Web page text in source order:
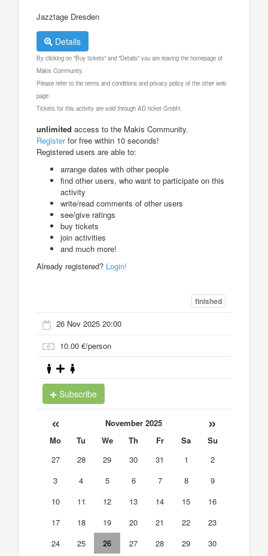
Jazztage Dresden
Details
By clicking on "Buy tickets" and "Details" you are leaving the homepage of
Makis Community.
Please refer to the terms and conditions and privacy policy of the other web
page.
Tickets for this activity are sold through AD ticket GmbH.
unlimited access to the Makis Community.
Registerfor free within 10 seconds!
Registered users are able to:
arrange dates with other people
find other users, who want to participate on this
activity
write/read comments of other users
see/give ratings
buy tickets
join activities
and much more!
Already registered? Login!
finished
26 Nov 2025 20:00
10.00 €/person
Subscribe
« November 2025 »
Mo Tu We Th Fr Sa
Su
27
28 29 30 31 1
2
3
4 5 6 7 8
9
10
11 12 13 14 15
16
17
18 19 20 21 22
23
24
25 26 27 28 29
30